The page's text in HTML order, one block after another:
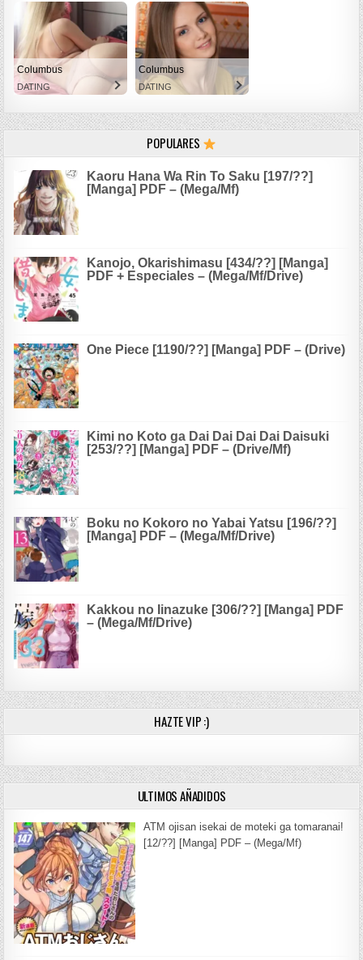
Columbus
DATING
Columbus
DATING
POPULARES
Kaoru Hana Wa Rin To Saku [197/??]
[Manga] PDF – (Mega/Mf)
Kanojo, Okarishimasu [434/??] [Manga]
PDF + Especiales – (Mega/Mf/Drive)
One Piece [1190/??] [Manga] PDF – (Drive)
Kimi no Koto ga Dai Dai Dai Dai Daisuki
[253/??] [Manga] PDF – (Drive/Mf)
Boku no Kokoro no Yabai Yatsu [196/??]
[Manga] PDF – (Mega/Mf/Drive)
Kakkou no Iinazuke [306/??] [Manga] PDF
– (Mega/Mf/Drive)
HAZTE VIP :)
ULTIMOS AÑADIDOS
ATM ojisan isekai de moteki ga tomaranai!
[12/??] [Manga] PDF – (Mega/Mf)